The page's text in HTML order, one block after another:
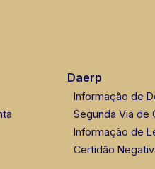
Daerp
Informação de
Segunda Via de
Informação de
Certidão